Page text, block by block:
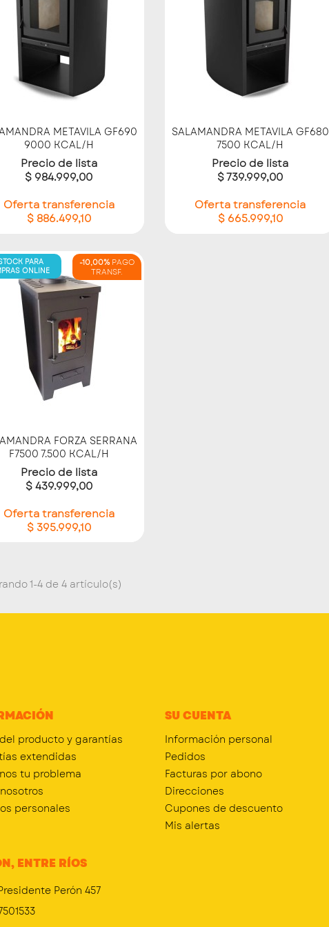
Vista rápida
METAVILA GF690
9000 KCAL/H
Precio de lista
$ 984.999,00
Oferta transferencia
$ 886.499,10
Vista rápida
SALAMANDRA METAVILA GF680
7500 KCAL/H
Precio de lista
$ 739.999,00
Oferta transferencia
$ 665.999,10
-10,00%PAGO
TRANSF.
Vista rápida
FORZA SERRANA
F7500 7.500 KCAL/H
Precio de lista
$ 439.999,00
Oferta transferencia
$ 395.999,10
PARA
ONLINE
1-4 de 4 artículo(s)
producto y garantías
extendidas
tu problema
personales
SU CUENTA
Información personal
Pedidos
Facturas por abono
Direcciones
Cupones de descuento
Mis alertas
ENTRE RÍOS
Perón 457